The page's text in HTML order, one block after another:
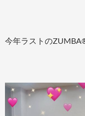
今年ラストの